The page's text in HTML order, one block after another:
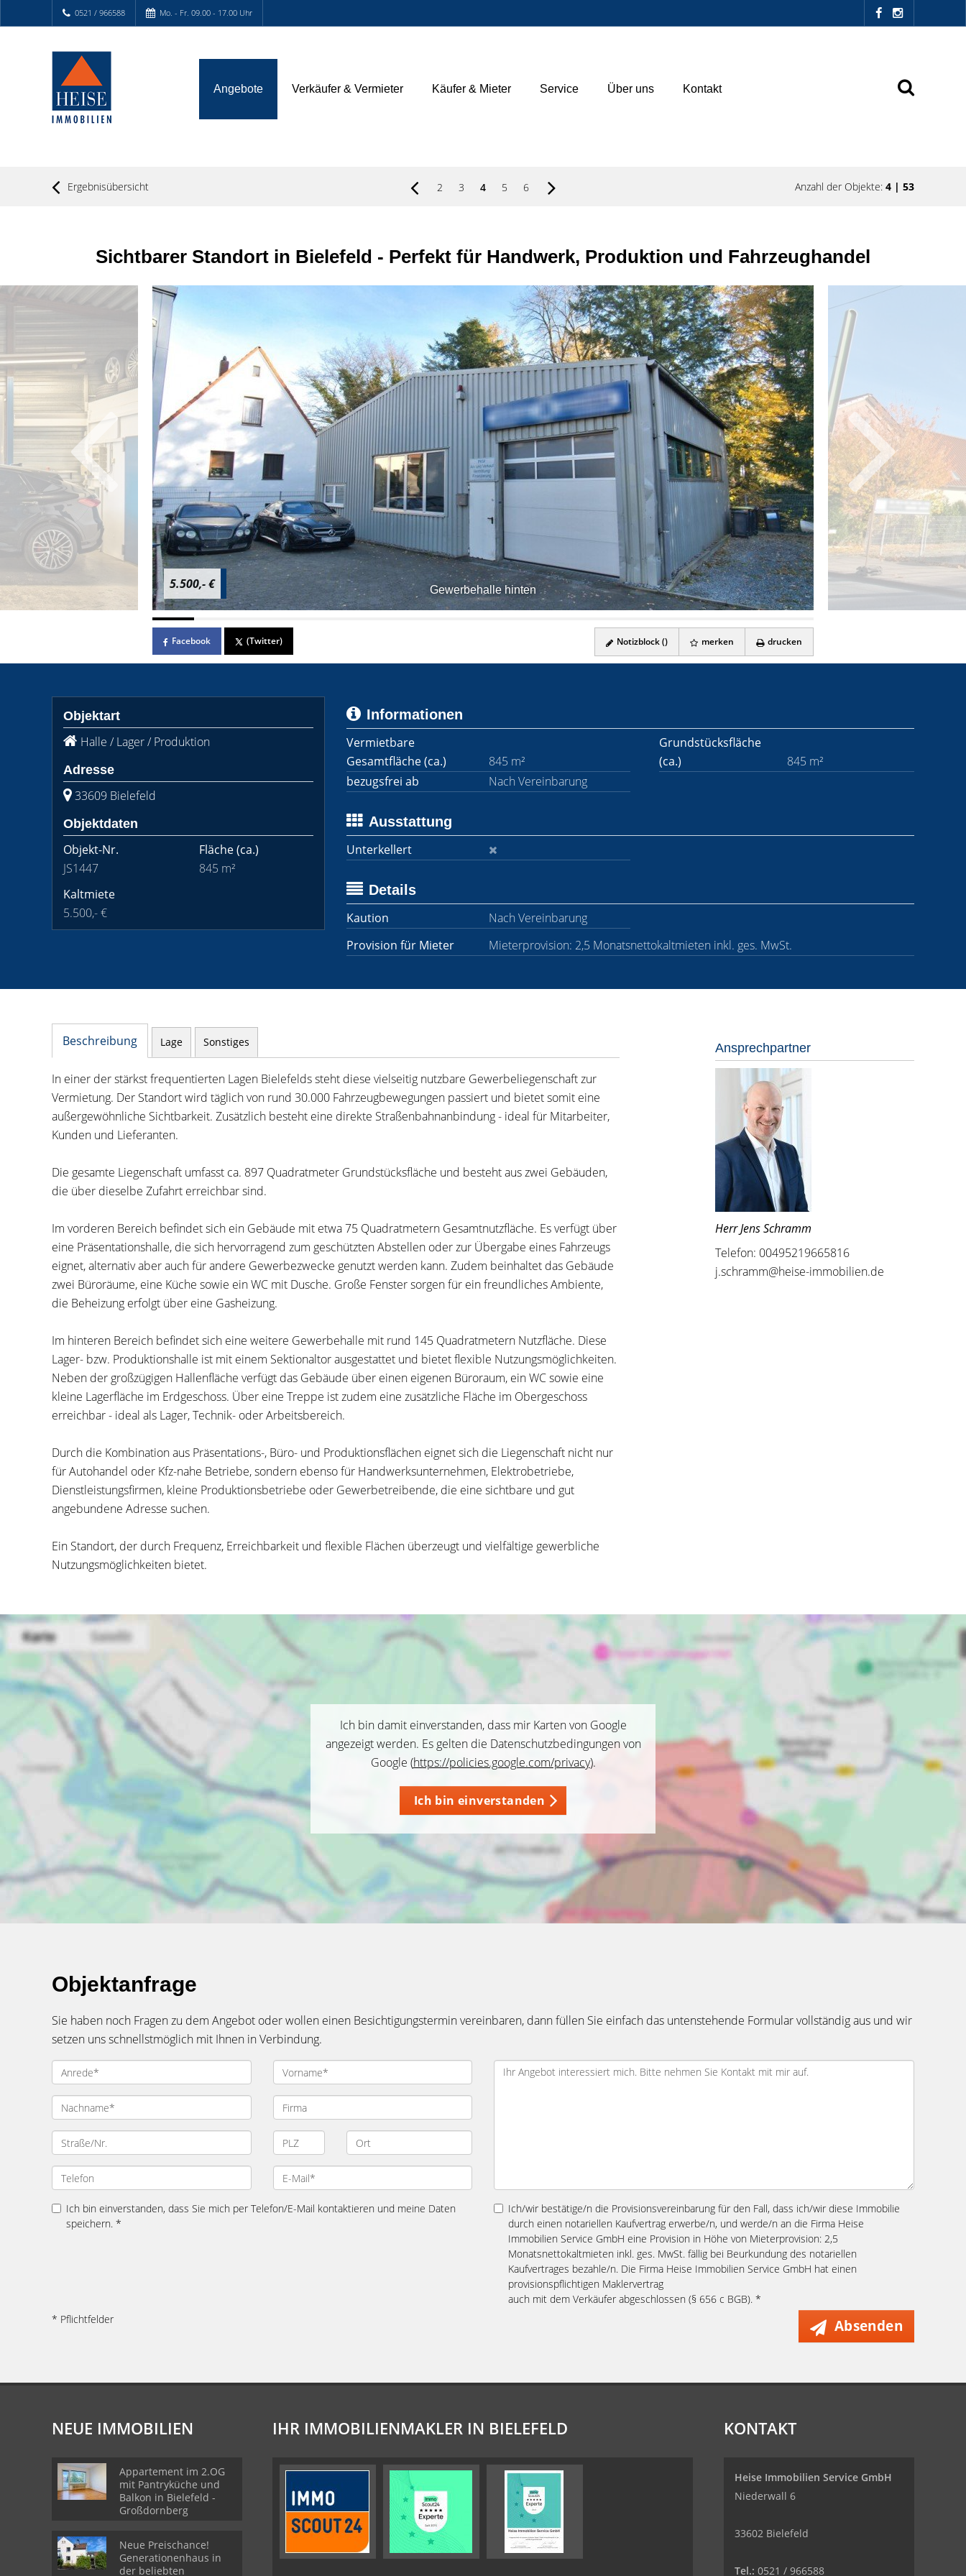
0521 / 966588 Mo. - Fr. 09.00 - 17.00 Uhr
Angebote Verkäufer & Vermieter Käufer & Mieter Service Über uns Kontakt
Ergebnisübersicht 2 3 4 5 6 Anzahl der Objekte: 4 | 53
Sichtbarer Standort in Bielefeld - Perfekt für Handwerk, Produktion und Fahrzeughandel
Gewerbehalle hinten
5.500,- €
Facebook (Twitter) Notizblock () merken drucken
Objektart
Halle / Lager / Produktion
Adresse
33609 Bielefeld
Objektdaten
Objekt-Nr.
JS1447
Fläche(ca.)
845 m²
Kaltmiete
5.500,- €
Informationen
Vermietbare
Gesamtfläche (ca.)
845 m²
Grundstücksfläche
(ca.)
845 m²
bezugsfrei ab
Nach Vereinbarung
Ausstattung
Unterkellert
Details
Kaution
Nach Vereinbarung
Provision für Mieter
Mieterprovision: 2,5 Monatsnettokaltmieten inkl. ges. MwSt.
Beschreibung Lage Sonstiges
In einer der stärkst frequentierten Lagen Bielefelds steht diese vielseitig nutzbare Gewerbeliegenschaft zur
Vermietung. Der Standort wird täglich von rund 30.000 Fahrzeugbewegungen passiert und bietet somit eine
außergewöhnliche Sichtbarkeit. Zusätzlich besteht eine direkte Straßenbahnanbindung - ideal für Mitarbeiter,
Kunden und Lieferanten.
Die gesamte Liegenschaft umfasst ca. 897 Quadratmeter Grundstücksfläche und besteht aus zwei Gebäuden,
die über dieselbe Zufahrt erreichbar sind.
Im vorderen Bereich befindet sich ein Gebäude mit etwa 75 Quadratmetern Gesamtnutzfläche. Es verfügt über
eine Präsentationshalle, die sich hervorragend zum geschützten Abstellen oder zur Übergabe eines Fahrzeugs
eignet, alternativ aber auch für andere Gewerbezwecke genutzt werden kann. Zudem beinhaltet das Gebäude
zwei Büroräume, eine Küche sowie ein WC mit Dusche. Große Fenster sorgen für ein freundliches Ambiente,
die Beheizung erfolgt über eine Gasheizung.
Im hinteren Bereich befindet sich eine weitere Gewerbehalle mit rund 145 Quadratmetern Nutzfläche. Diese
Lager- bzw. Produktionshalle ist mit einem Sektionaltor ausgestattet und bietet flexible Nutzungsmöglichkeiten.
Neben der großzügigen Hallenfläche verfügt das Gebäude über einen eigenen Büroraum, ein WC sowie eine
kleine Lagerfläche im Erdgeschoss. Über eine Treppe ist zudem eine zusätzliche Fläche im Obergeschoss
erreichbar - ideal als Lager, Technik- oder Arbeitsbereich.
Durch die Kombination aus Präsentations-, Büro- und Produktionsflächen eignet sich die Liegenschaft nicht nur
für Autohandel oder Kfz-nahe Betriebe, sondern ebenso für Handwerksunternehmen, Elektrobetriebe,
Dienstleistungsfirmen, kleine Produktionsbetriebe oder Gewerbetreibende, die eine sichtbare und gut
angebundene Adresse suchen.
Ein Standort, der durch Frequenz, Erreichbarkeit und flexible Flächen überzeugt und vielfältige gewerbliche
Nutzungsmöglichkeiten bietet.
Ansprechpartner
Herr Jens Schramm
Telefon: 00495219665816
j.schramm@heise-immobilien.de
Ich bin damit einverstanden, dass mir Karten von Google
angezeigt werden. Es gelten die Datenschutzbedingungen von
Google (https://policies.google.com/privacy).
Ich bin einverstanden
Objektanfrage
Sie haben noch Fragen zu dem Angebot oder wollen einen Besichtigungstermin vereinbaren, dann füllen Sie einfach das untenstehende Formular vollständig aus und wir
setzen uns schnellstmöglich mit Ihnen in Verbindung.
Ich bin einverstanden, dass Sie mich per Telefon/E-Mail kontaktieren und meine Daten
speichern. *
Ich/wir bestätige/n die Provisionsvereinbarung für den Fall, dass ich/wir diese Immobilie
durch einen notariellen Kaufvertrag erwerbe/n, und werde/n an die Firma Heise
Immobilien Service GmbH eine Provision in Höhe von Mieterprovision: 2,5
Monatsnettokaltmieten inkl. ges. MwSt. fällig bei Beurkundung des notariellen
Kaufvertrages bezahle/n. Die Firma Heise Immobilien Service GmbH hat einen
provisionspflichtigen Maklervertrag
auch mit dem Verkäufer abgeschlossen (§ 656 c BGB). *
* Pflichtfelder
Absenden
NEUE IMMOBILIEN
Appartement im 2.OG
mit Pantryküche und
Balkon in Bielefeld -
Großdornberg
Neue Preischance!
Generationenhaus in
der beliebten
IHR IMMOBILIENMAKLER IN BIELEFELD KONTAKT
Heise Immobilien Service GmbH
Niederwall 6
33602 Bielefeld
Tel.: 0521 / 966588